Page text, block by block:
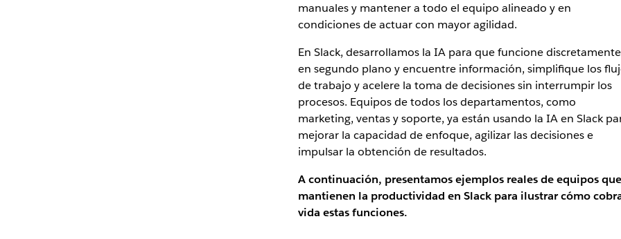
manuales y mantener a todo el equipo alineado y en
condiciones de actuar con mayor agilidad.
En Slack, desarrollamos la IA para que funcione discretamente
en segundo plano y encuentre información, simplifique los
de trabajo y acelere la toma de decisiones sin interrumpir los
procesos. Equipos de todos los departamentos, como
marketing, ventas y soporte, ya están usando la IA en Slack
mejorar la capacidad de enfoque, agilizar las decisiones e
impulsar la obtención de resultados.
A continuación, presentamos ejemplos reales de equipos que
mantienen la productividad en Slack para ilustrar cómo
vida estas funciones.